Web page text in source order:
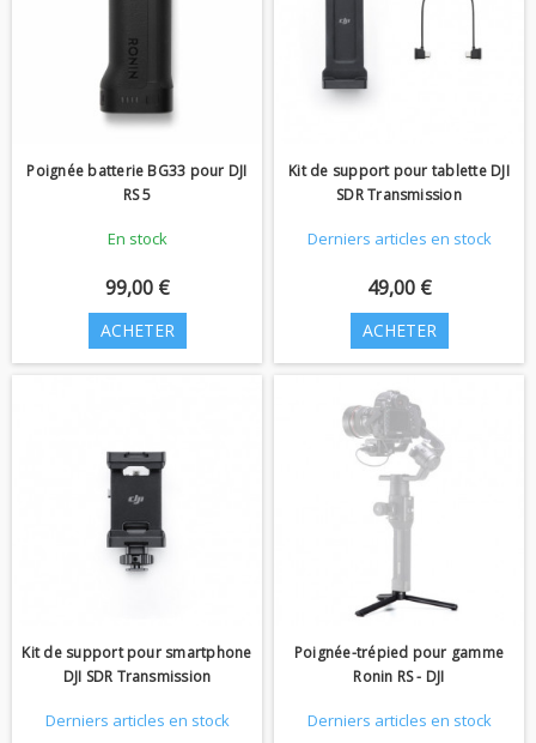
Poignée batterie BG33 pour DJI
RS 5
En stock
99,00 €
ACHETER
‌Kit de support pour tablette DJI
SDR Transmission
Derniers articles en stock
49,00 €
ACHETER
‌Kit de support pour smartphone
DJI SDR Transmission
Derniers articles en stock
Poignée-trépied pour gamme
Ronin RS - DJI
Derniers articles en stock